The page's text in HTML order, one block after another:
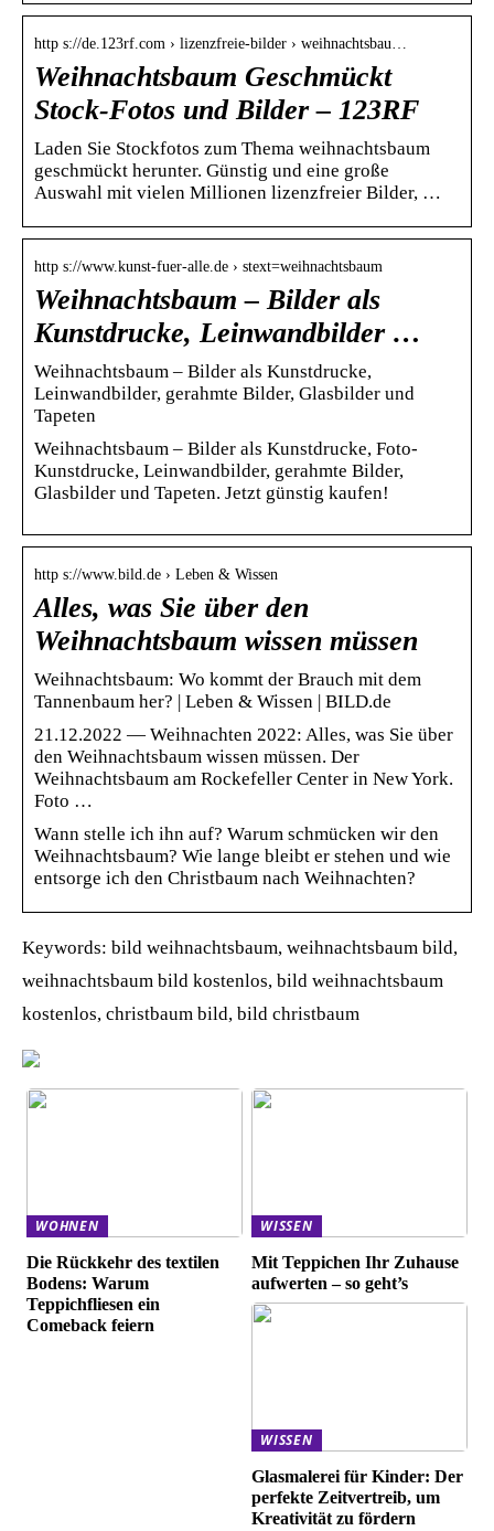
http s://de.123rf.com › lizenzfreie-bilder › weihnachtsbau…
Weihnachtsbaum Geschmückt
Stock-Fotos und Bilder – 123RF
Laden Sie Stockfotos zum Thema weihnachtsbaum
geschmückt herunter. Günstig und eine große
Auswahl mit vielen Millionen lizenzfreier Bilder, …
http s://www.kunst-fuer-alle.de › stext=weihnachtsbaum
Weihnachtsbaum – Bilder als
Kunstdrucke, Leinwandbilder …
Weihnachtsbaum – Bilder als Kunstdrucke,
Leinwandbilder, gerahmte Bilder, Glasbilder und
Tapeten
Weihnachtsbaum – Bilder als Kunstdrucke, Foto-
Kunstdrucke, Leinwandbilder, gerahmte Bilder,
Glasbilder und Tapeten. Jetzt günstig kaufen!
http s://www.bild.de › Leben & Wissen
Alles, was Sie über den
Weihnachtsbaum wissen müssen
Weihnachtsbaum: Wo kommt der Brauch mit dem
Tannenbaum her? | Leben & Wissen | BILD.de
21.12.2022 — Weihnachten 2022: Alles, was Sie über
den Weihnachtsbaum wissen müssen. Der
Weihnachtsbaum am Rockefeller Center in New York.
Foto …
Wann stelle ich ihn auf? Warum schmücken wir den
Weihnachtsbaum? Wie lange bleibt er stehen und wie
entsorge ich den Christbaum nach Weihnachten?
Keywords: bild weihnachtsbaum, weihnachtsbaum bild,
weihnachtsbaum bild kostenlos, bild weihnachtsbaum
kostenlos, christbaum bild, bild christbaum
WOHNEN
Die Rückkehr des textilen
Bodens: Warum
Teppichfliesen ein
Comeback feiern
WISSEN
Mit Teppichen Ihr Zuhause
aufwerten – so geht’s
WISSEN
Glasmalerei für Kinder: Der
perfekte Zeitvertreib, um
Kreativität zu fördern